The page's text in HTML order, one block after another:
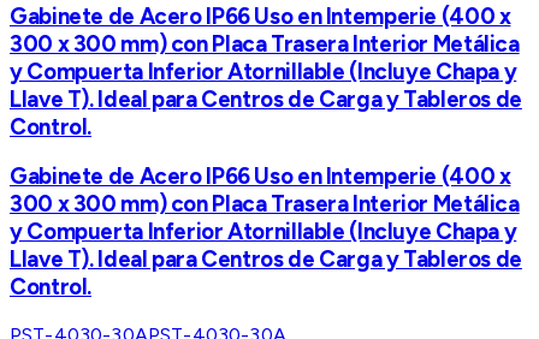
Gabinete de Acero IP66 Uso en Intemperie (400 x
300 x 300 mm) con Placa Trasera Interior Metálica
y Compuerta Inferior Atornillable (Incluye Chapa y
Llave T). Ideal para Centros de Carga y Tableros de
Control.
Gabinete de Acero IP66 Uso en Intemperie (400 x
300 x 300 mm) con Placa Trasera Interior Metálica
y Compuerta Inferior Atornillable (Incluye Chapa y
Llave T). Ideal para Centros de Carga y Tableros de
Control.